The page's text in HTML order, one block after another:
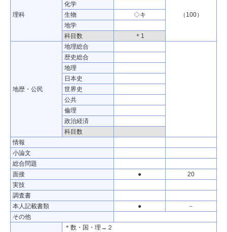
理科 （100）
化学
生物
◇キ
地学
科目数
＊1
地歴・公民
地理総合
歴史総合
地理
日本史
世界史
公共
倫理
政治経済
科目数
情報
小論文
総合問題
面接
●
20
実技
調査書
本人記載書類
●
－
その他
＊数・国・理→２